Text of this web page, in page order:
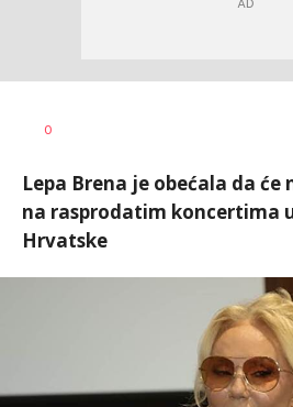
0
Lepa Brena je obećala da
na rasprodatim koncertima
Hrvatske